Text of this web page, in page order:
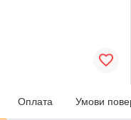
Оплата Умови